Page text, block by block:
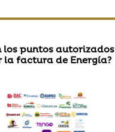
los puntos autorizados
factura de Energía?